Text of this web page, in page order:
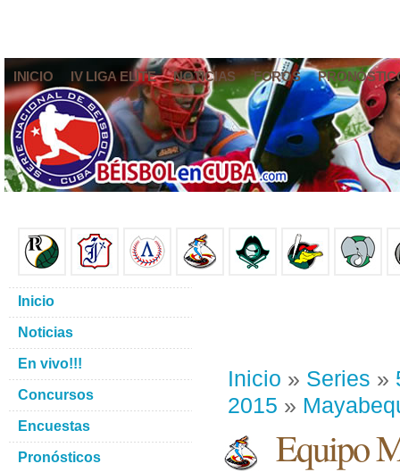
INICIO IV LIGA ELITE NOTICIAS FOROS
Inicio » Series »
2015 »
Equipo
Inicio
Noticias
En vivo!!!
Concursos
Encuestas
Pronósticos